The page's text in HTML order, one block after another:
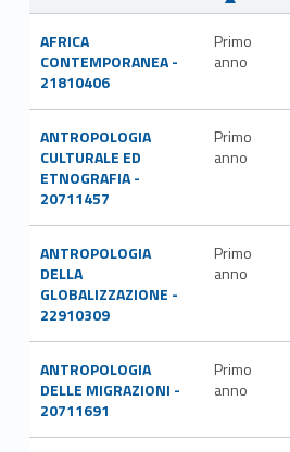
AFRICA
CONTEMPORANEA -
21810406
Primo
anno
ANTROPOLOGIA
CULTURALE ED
ETNOGRAFIA -
20711457
Primo
anno
ANTROPOLOGIA
DELLA
GLOBALIZZAZIONE -
22910309
Primo
anno
ANTROPOLOGIA
DELLE MIGRAZIONI -
20711691
Primo
anno